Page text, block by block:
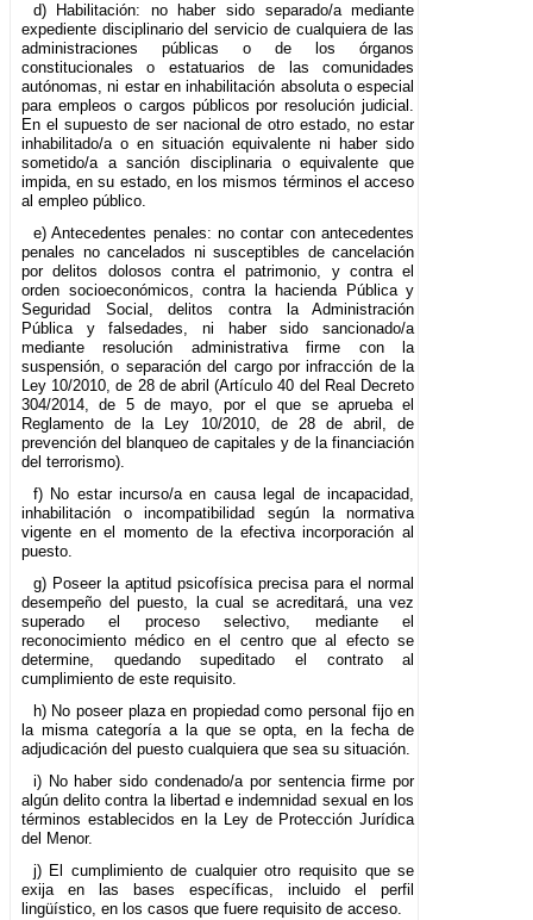
d) Habilitación: no haber sido separado/a mediante
expediente disciplinario del servicio de cualquiera de las
administraciones públicas o de los órganos
constitucionales o estatuarios de las comunidades
autónomas, ni estar en inhabilitación absoluta o especial
para empleos o cargos públicos por resolución judicial.
En el supuesto de ser nacional de otro estado, no estar
inhabilitado/a o en situación equivalente ni haber sido
sometido/a a sanción disciplinaria o equivalente que
impida, en su estado, en los mismos términos el acceso
al empleo público.
e) Antecedentes penales: no contar con antecedentes
penales no cancelados ni susceptibles de cancelación
por delitos dolosos contra el patrimonio, y contra el
orden socioeconómicos, contra la hacienda Pública y
Seguridad Social, delitos contra la Administración
Pública y falsedades, ni haber sido sancionado/a
mediante resolución administrativa firme con la
suspensión, o separación del cargo por infracción de la
Ley 10/2010, de 28 de abril (Artículo 40 del Real Decreto
304/2014, de 5 de mayo, por el que se aprueba el
Reglamento de la Ley 10/2010, de 28 de abril, de
prevención del blanqueo de capitales y de la financiación
del terrorismo).
f) No estar incurso/a en causa legal de incapacidad,
inhabilitación o incompatibilidad según la normativa
vigente en el momento de la efectiva incorporación al
puesto.
g) Poseer la aptitud psicofísica precisa para el normal
desempeño del puesto, la cual se acreditará, una vez
superado el proceso selectivo, mediante el
reconocimiento médico en el centro que al efecto se
determine, quedando supeditado el contrato al
cumplimiento de este requisito.
h) No poseer plaza en propiedad como personal fijo en
la misma categoría a la que se opta, en la fecha de
adjudicación del puesto cualquiera que sea su situación.
i) No haber sido condenado/a por sentencia firme por
algún delito contra la libertad e indemnidad sexual en los
términos establecidos en la Ley de Protección Jurídica
del Menor.
j) El cumplimiento de cualquier otro requisito que se
exija en las bases específicas, incluido el perfil
lingüístico, en los casos que fuere requisito de acceso.